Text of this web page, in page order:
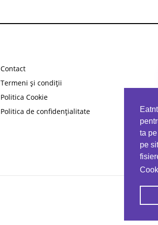
ta
pe
Contact
Termeni și condiții
Politica Cookie
Politica de confidențialitate
PROTO41
reducere la orice comandă
EATNTRACK